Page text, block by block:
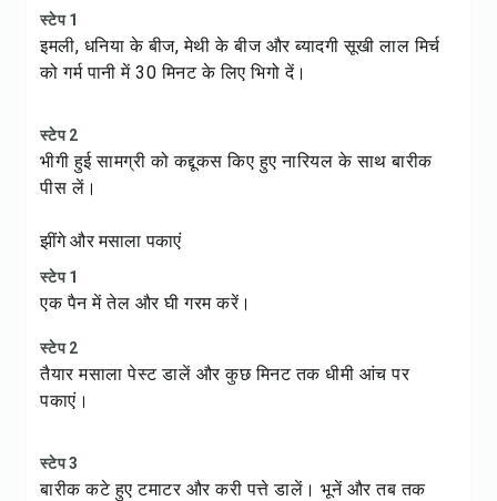
स्टेप 1
इमली, धनिया के बीज, मेथी के बीज और ब्यादगी सूखी लाल मिर्च
को गर्म पानी में 30 मिनट के लिए भिगो दें।
स्टेप 2
भीगी हुई सामग्री को कद्दूकस किए हुए नारियल के साथ बारीक
पीस लें।
झींगे और मसाला पकाएं
स्टेप 1
एक पैन में तेल और घी गरम करें।
स्टेप 2
तैयार मसाला पेस्ट डालें और कुछ मिनट तक धीमी आंच पर
पकाएं।
स्टेप 3
बारीक कटे हुए टमाटर और करी पत्ते डालें। भूनें और तब तक